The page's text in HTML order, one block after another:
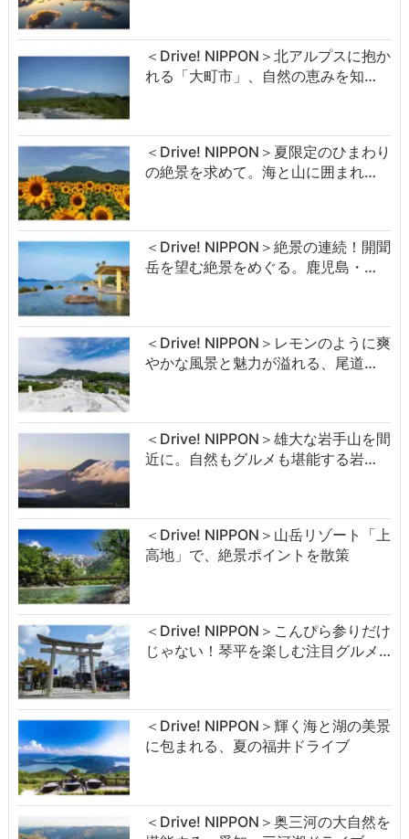
＜Drive! NIPPON＞北アルプスに抱か
れる「大町市」、自然の恵みを知…
＜Drive! NIPPON＞夏限定のひまわり
の絶景を求めて。海と山に囲まれ…
＜Drive! NIPPON＞絶景の連続！開聞
岳を望む絶景をめぐる。鹿児島・…
＜Drive! NIPPON＞レモンのように爽
やかな風景と魅力が溢れる、尾道…
＜Drive! NIPPON＞雄大な岩手山を間
近に。自然もグルメも堪能する岩…
＜Drive! NIPPON＞山岳リゾート「上
高地」で、絶景ポイントを散策
＜Drive! NIPPON＞こんぴら参りだけ
じゃない！琴平を楽しむ注目グルメ…
＜Drive! NIPPON＞輝く海と湖の美景
に包まれる、夏の福井ドライブ
＜Drive! NIPPON＞奥三河の大自然を